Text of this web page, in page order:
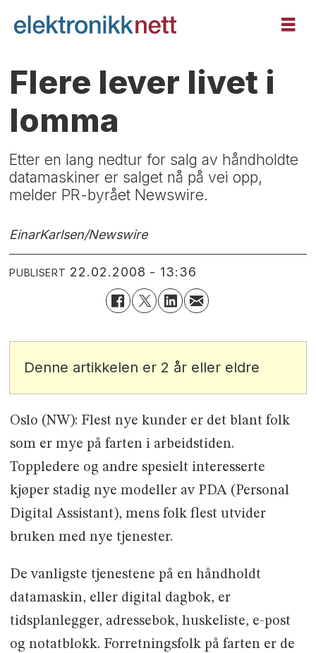
Flere lever livet i
lomma
Etter en lang nedtur for salg av håndholdte
datamaskiner er salget nå på vei opp,
melder PR-byrået Newswire.
EinarKarlsen/Newswire
PUBLISERT 22.02.2008 - 13:36
Denne artikkelen er 2 år eller eldre
Oslo (NW): Flest nye kunder er det blant folk
som er mye på farten i arbeidstiden.
Toppledere og andre spesielt interesserte
kjøper stadig nye modeller av PDA (Personal
Digital Assistant), mens folk flest utvider
bruken med nye tjenester.
De vanligste tjenestene på en håndholdt
datamaskin, eller digital dagbok, er
tidsplanlegger, adressebok, huskeliste, e-post
og notatblokk. Forretningsfolk på farten er de